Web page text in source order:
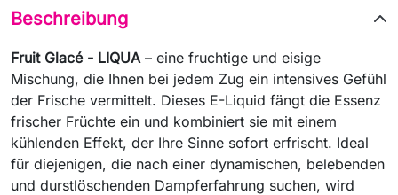
Beschreibung
Fruit Glacé - LIQUA – eine fruchtige und eisige
Mischung, die Ihnen bei jedem Zug ein intensives Gefühl
der Frische vermittelt. Dieses E-Liquid fängt die Essenz
frischer Früchte ein und kombiniert sie mit einem
kühlenden Effekt, der Ihre Sinne sofort erfrischt. Ideal
für diejenigen, die nach einer dynamischen, belebenden
und durstlöschenden Dampferfahrung suchen, wird